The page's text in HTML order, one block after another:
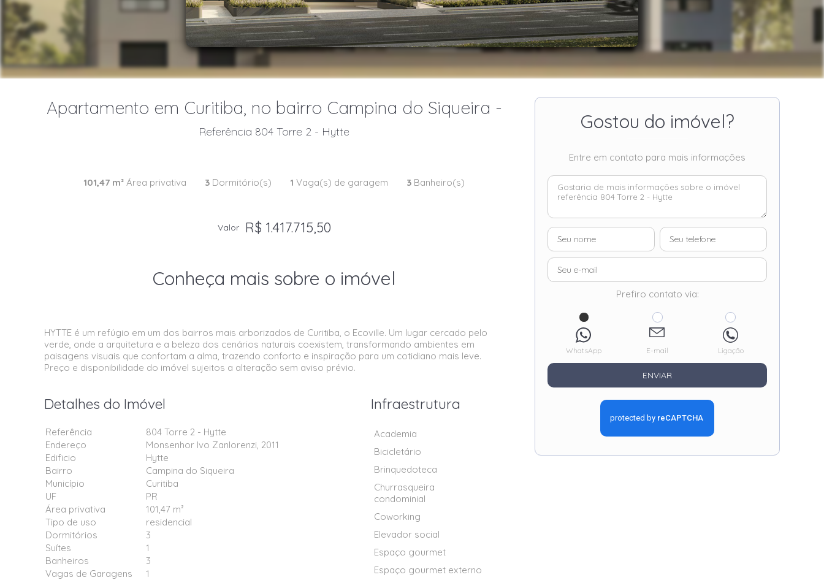
Apartamento em Curitiba, no bairro Campina do Siqueira -
Referência 804 Torre 2 - Hytte
101,47 m² Área privativa 3 Dormitório(s) 1 Vaga(s) de garagem 3 Banheiro(s)
Valor R$ 1.417.715,50
Conheça mais sobre o imóvel
HYTTE é um refúgio em um dos bairros mais arborizados de Curitiba, o Ecoville. Um lugar cercado pelo
verde, onde a arquitetura e a beleza dos cenários naturais coexistem, transformando ambientes em
paisagens visuais que confortam a alma, trazendo conforto e inspiração para um cotidiano mais leve.
Preço e disponibilidade do imóvel sujeitos a alteração sem aviso prévio.
Detalhes do Imóvel
Referência
804 Torre 2 - Hytte
Endereço
Monsenhor Ivo Zanlorenzi, 2011
Edificio
Hytte
Bairro
Campina do Siqueira
Município
Curitiba
UF
PR
Área privativa
101,47 m²
Tipo de uso
residencial
Dormitórios
3
Suítes
1
Banheiros
3
Vagas de Garagens
1
Infraestrutura
Academia
Bicicletário
Brinquedoteca
Churrasqueira
condominial
Coworking
Elevador social
Espaço gourmet
Espaço gourmet externo
Gostou do imóvel?
Entre em contato para mais informações
Prefiro contato via:
WhatsApp E-mail Ligação
ENVIAR